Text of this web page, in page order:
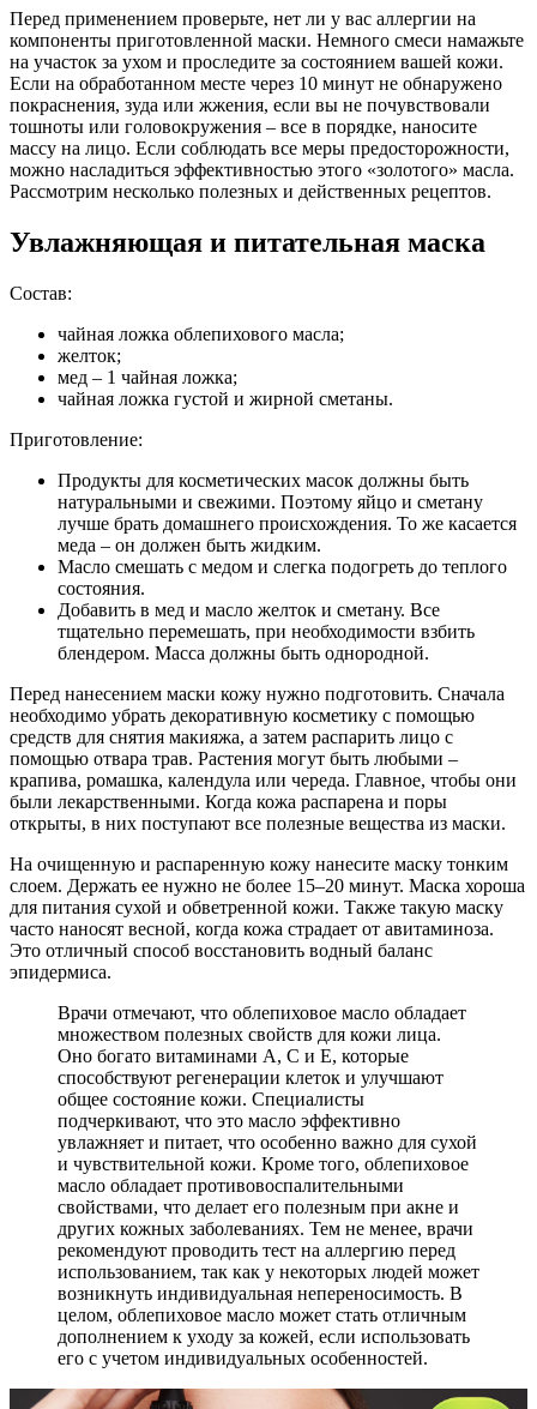
Перед применением проверьте, нет ли у вас аллергии на
компоненты приготовленной маски. Немного смеси намажьте
на участок за ухом и проследите за состоянием вашей кожи.
Если на обработанном месте через 10 минут не обнаружено
покраснения, зуда или жжения, если вы не почувствовали
тошноты или головокружения – все в порядке, наносите
массу на лицо. Если соблюдать все меры предосторожности,
можно насладиться эффективностью этого «золотого» масла.
Рассмотрим несколько полезных и действенных рецептов.
Увлажняющая и питательная маска
Состав:
чайная ложка облепихового масла;
желток;
мед – 1 чайная ложка;
чайная ложка густой и жирной сметаны.
Приготовление:
Продукты для косметических масок должны быть
натуральными и свежими. Поэтому яйцо и сметану
лучше брать домашнего происхождения. То же касается
меда – он должен быть жидким.
Масло смешать с медом и слегка подогреть до теплого
состояния.
Добавить в мед и масло желток и сметану. Все
тщательно перемешать, при необходимости взбить
блендером. Масса должны быть однородной.
Перед нанесением маски кожу нужно подготовить. Сначала
необходимо убрать декоративную косметику с помощью
средств для снятия макияжа, а затем распарить лицо с
помощью отвара трав. Растения могут быть любыми –
крапива, ромашка, календула или череда. Главное, чтобы они
были лекарственными. Когда кожа распарена и поры
открыты, в них поступают все полезные вещества из маски.
На очищенную и распаренную кожу нанесите маску тонким
слоем. Держать ее нужно не более 15–20 минут. Маска хороша
для питания сухой и обветренной кожи. Также такую маску
часто наносят весной, когда кожа страдает от авитаминоза.
Это отличный способ восстановить водный баланс
эпидермиса.
Врачи отмечают, что облепиховое масло обладает
множеством полезных свойств для кожи лица.
Оно богато витаминами A, C и E, которые
способствуют регенерации клеток и улучшают
общее состояние кожи. Специалисты
подчеркивают, что это масло эффективно
увлажняет и питает, что особенно важно для сухой
и чувствительной кожи. Кроме того, облепиховое
масло обладает противовоспалительными
свойствами, что делает его полезным при акне и
других кожных заболеваниях. Тем не менее, врачи
рекомендуют проводить тест на аллергию перед
использованием, так как у некоторых людей может
возникнуть индивидуальная непереносимость. В
целом, облепиховое масло может стать отличным
дополнением к уходу за кожей, если использовать
его с учетом индивидуальных особенностей.